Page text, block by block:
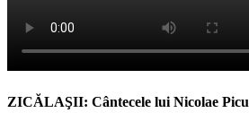
ZICĂLAŞII: Cântecele lui Nicolae Picu